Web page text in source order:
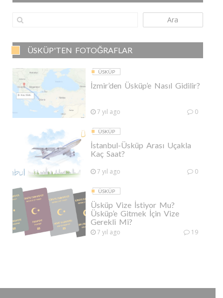
Ara
ÜSKÜP'TEN FOTOĞRAFLAR
ÜSKÜP
İzmir’den Üsküp’e Nasıl Gidilir?
7 yıl ago 0
ÜSKÜP
İstanbul-Üsküp Arası Uçakla
Kaç Saat?
7 yıl ago 0
ÜSKÜP
Üsküp Vize İstiyor Mu?
Üsküp’e Gitmek İçin Vize
Gerekli Mi?
7 yıl ago 19